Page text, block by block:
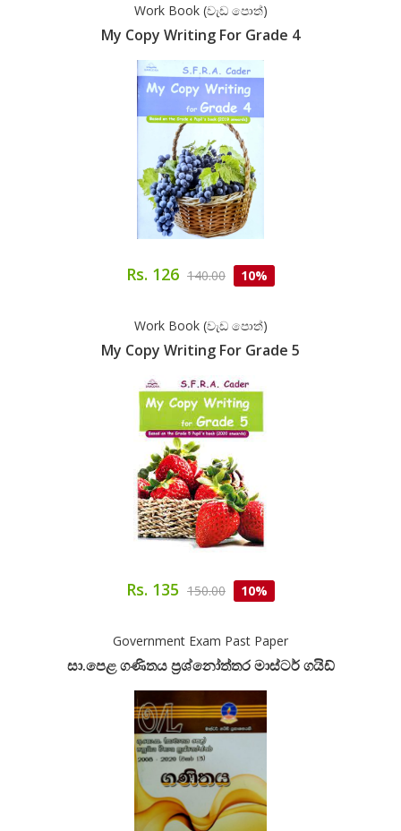
Work Book (වැඩ පොත්)
My Copy Writing For Grade 4
Rs. 126 140.00 10%
Work Book (වැඩ පොත්)
My Copy Writing For Grade 5
Rs. 135 150.00 10%
Government Exam Past Paper
සා.පෙළ ගණිතය ප්‍රශ්නෝත්තර මාස්ටර් ගයිඩ්